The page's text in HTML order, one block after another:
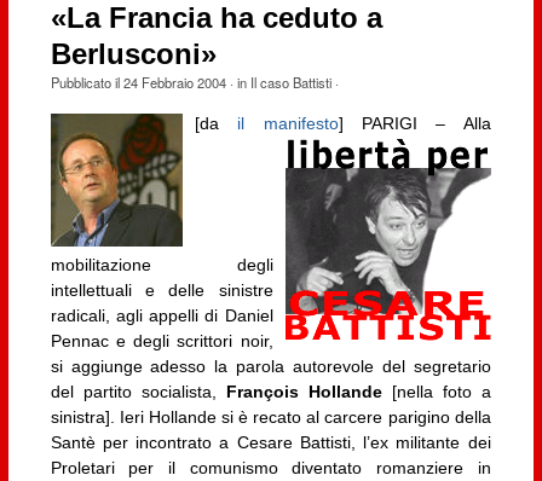
«La Francia ha ceduto a
Berlusconi»
Pubblicato il24 Febbraio 2004· in Il caso Battisti·
[da il manifesto] PARIGI – Alla
mobilitazione degli
intellettuali e delle sinistre
radicali, agli appelli di Daniel
Pennac e degli scrittori noir,
si aggiunge adesso la parola autorevole del segretario
del partito socialista, François Hollande[nella foto a
sinistra]. Ieri Hollande si è recato al carcere parigino della
Santè per incontrato a Cesare Battisti, l’ex militante dei
Proletari per il comunismo diventato romanziere in